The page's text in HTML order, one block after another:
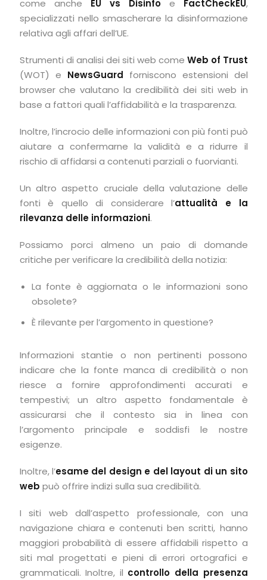
come anche EU vs Disinfo e FactCheckEU,
specializzati nello smascherare la disinformazione
relativa agli affari dell’UE.
Strumenti di analisi dei siti web come Web of Trust
(WOT) e NewsGuard forniscono estensioni del
browser che valutano la credibilità dei siti web in
base a fattori quali l’affidabilità e la trasparenza.
Inoltre, l’incrocio delle informazioni con più fonti può
aiutare a confermarne la validità e a ridurre il
rischio di affidarsi a contenuti parziali o fuorvianti.
Un altro aspetto cruciale della valutazione delle
fonti è quello di considerare l’attualità e la
rilevanza delle informazioni.
Possiamo porci almeno un paio di domande
critiche per verificare la credibilità della notizia:
La fonte è aggiornata o le informazioni sono
obsolete?
È rilevante per l’argomento in questione?
Informazioni stantie o non pertinenti possono
indicare che la fonte manca di credibilità o non
riesce a fornire approfondimenti accurati e
tempestivi; un altro aspetto fondamentale è
assicurarsi che il contesto sia in linea con
l’argomento principale e soddisfi le nostre
esigenze.
Inoltre, l’esame del design e del layout di un sito
web può offrire indizi sulla sua credibilità.
I siti web dall’aspetto professionale, con una
navigazione chiara e contenuti ben scritti, hanno
maggiori probabilità di essere affidabili rispetto a
siti mal progettati e pieni di errori ortografici e
grammaticali. Inoltre, il controllo della presenza